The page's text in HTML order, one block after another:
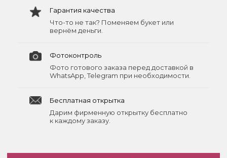
Гарантия качества
Что-то не так? Поменяем букет или
вернём деньги.
Фотоконтроль
Фото готового заказа перед доставкой в
WhatsApp, Telegram при необходимости.
Бесплатная открытка
Дарим фирменную открытку бесплатно
к каждому заказу.